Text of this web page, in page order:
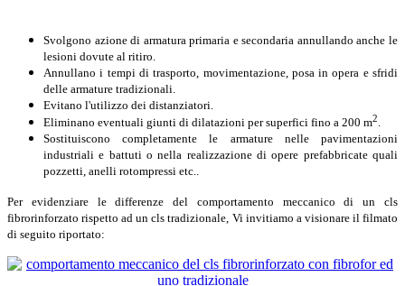
Svolgono azione di armatura primaria e secondaria annullando anche le
lesioni dovute al ritiro.
Annullano i tempi di trasporto, movimentazione, posa in opera e sfridi
delle armature tradizionali.
Evitano l'utilizzo dei distanziatori.
Eliminano eventuali giunti di dilatazioni per superfici fino a 200 m2.
Sostituiscono completamente le armature nelle pavimentazioni
industriali e battuti o nella realizzazione di opere prefabbricate quali
pozzetti, anelli rotompressi etc..
Per evidenziare le differenze del comportamento meccanico di un cls
fibrorinforzato rispetto ad un cls tradizionale, Vi invitiamo a visionare il filmato
di seguito riportato: